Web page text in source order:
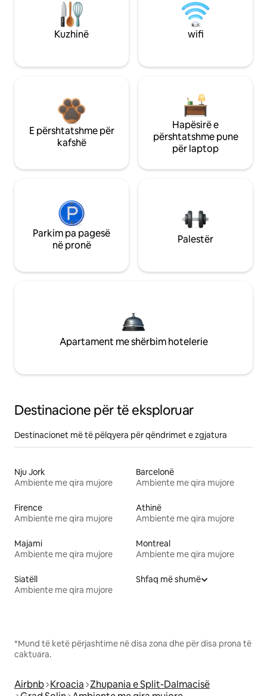
Kuzhinë wifi
E përshtatshme për
kafshë
Hapësirë e
përshtatshme pune
për laptop
Parkim pa pagesë
në pronë
Palestër
Apartament me shërbim hotelerie
Destinacione për të eksploruar
Destinacionet më të pëlqyera për qëndrimet e zgjatura
Nju Jork
Ambiente me qira mujore
Barcelonë
Ambiente me qira mujore
Firence
Ambiente me qira mujore
Athinë
Ambiente me qira mujore
Majami
Ambiente me qira mujore
Montreal
Ambiente me qira mujore
Siatëll
Ambiente me qira mujore
Shfaq më shumë
*Mund të ketë përjashtime në disa zona dhe për disa prona të
caktuara.
Airbnb Kroacia Zhupania e Split-Dalmacisë